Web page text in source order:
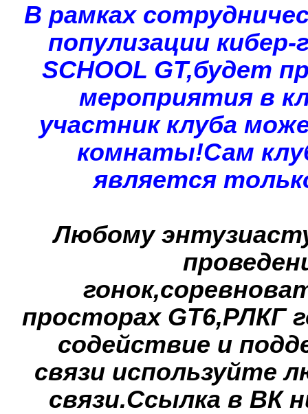
В рамках
популизации
SCHOOL GT,будет
мероприятия в
участник клуба
комнаты!Сам
является
Любому
просторах GT6,РЛКГ
содействие и
связи используйте
связи.Ссылка в ВК